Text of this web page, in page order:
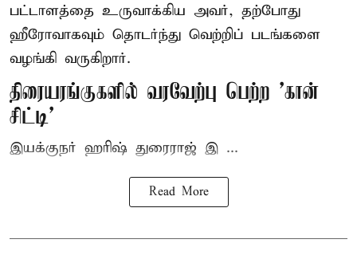
பட்டாளத்தை உருவாக்கிய அவர், தற்போது
ஹீரோவாகவும் தொடர்ந்து வெற்றிப் படங்களை
வழங்கி வருகிறார்.
திரையரங்குகளில் வரவேற்பு பெற்ற 'கான்
சிட்டி'
இயக்குநர் ஹரிஷ் துரைராஜ் இ ...
Read More